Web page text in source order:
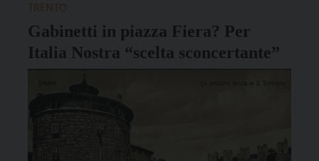
Gabinetti in piazza Fiera? Per
Italia Nostra “scelta sconcertante”